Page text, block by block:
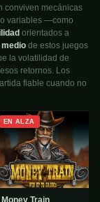
conviven mecánicas
variables —como
orientados a
medio de estos juegos
la volatilidad de
retornos. Los
fiable cuando no
EN ALZA
Money Train